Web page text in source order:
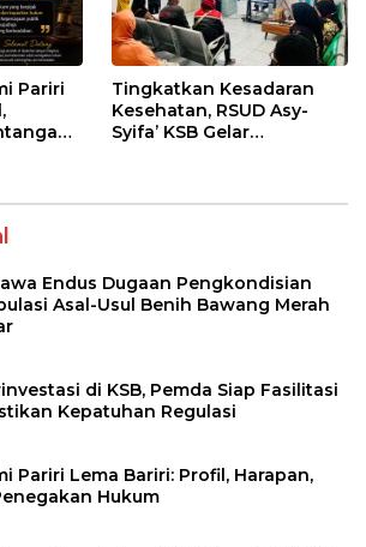
Pariri
Tingkatkan Kesadaran
Kesehatan, RSUD Asy-
Syifa’ KSB Gelar
Endus Dugaan Pengkondisian
Asal-Usul Benih Bawang Merah
di KSB, Pemda Siap Fasilitasi
Kepatuhan Regulasi
Pariri Lema Bariri: Profil, Harapan,
Hukum